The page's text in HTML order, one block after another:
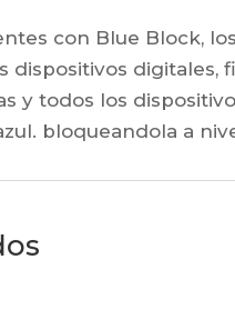
con Blue Block,
dispositivos digitales,
y todos los
bloqueandola a